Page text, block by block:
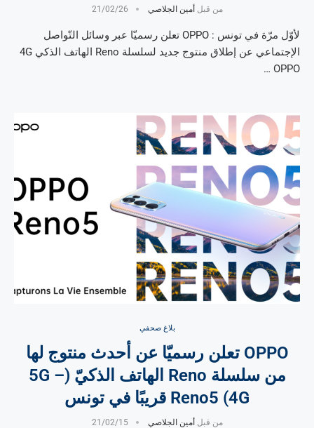
من قبل أمين الجلاصي 21/02/26
لأوّل مرّة في تونس : OPPO تعلن رسميّا عبر وسائل التّواصل
الإجتماعي عن إطلاق منتوج جديد لسلسلة Reno الهاتف الذكي 4G
OPPO …
بلاغ صحفي
OPPO تعلن رسميّا عن أحدث منتوج لها
من سلسلة Reno الهاتف الذكيّ (5G –
4G) Reno5 قريبًا في تونس
من قبل أمين الجلاصي 21/02/15